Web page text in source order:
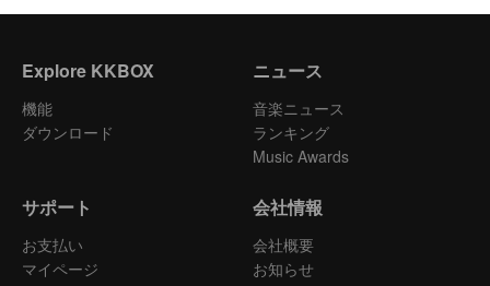
Explore KKBOX
機能
ダウンロード
ニュース
音楽ニュース
ランキング
Music Awards
サポート
お支払い
マイページ
会社情報
会社概要
お知らせ